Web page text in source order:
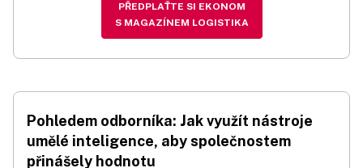
PŘEDPLAŤTE SI EKONOM
S MAGAZÍNEM LOGISTIKA
Pohledem odborníka: Jak využít nástroje
umělé inteligence, aby společnostem
přinášely hodnotu